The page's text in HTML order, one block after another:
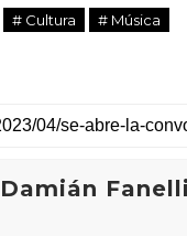
# Cultura # Música